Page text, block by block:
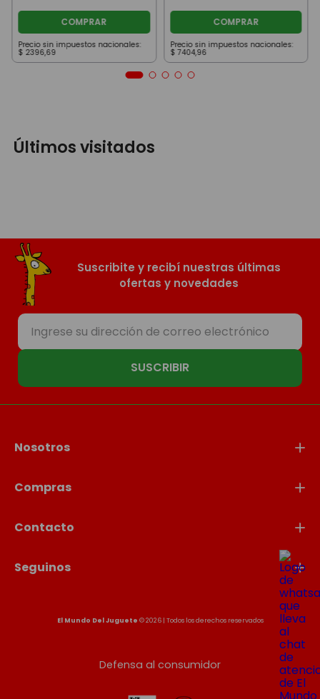
COMPRAR
Precio sin impuestos nacionales:
$ 2396,69
COMPRAR
Precio sin impuestos nacionales:
$ 7404,96
Últimos visitados
Suscribite y recibí nuestras últimas
ofertas y novedades
SUSCRIBIR
Nosotros
Compras
Contacto
Seguinos
El Mundo Del Juguete © 2026 | Todos los derechos reservados
Defensa al consumidor